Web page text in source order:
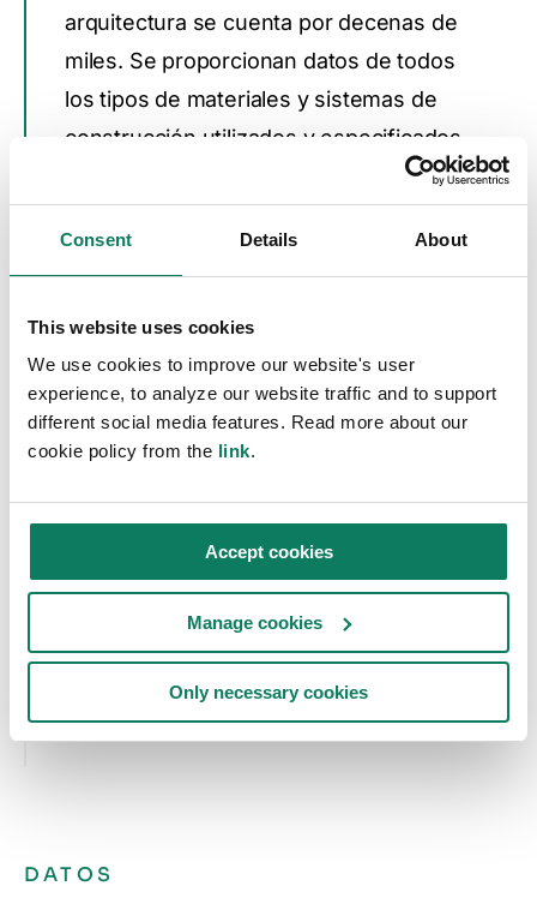
Consent Details About
This website uses cookies
We use cookies to improve our website's user
experience, to analyze our website traffic and to support
different social media features. Read more about our
cookie policy from the link.
Accept cookies
Manage cookies
Only necessary cookies
arquitectura se cuenta por decenas de
miles. Se proporcionan datos de todos
los tipos de materiales y sistemas de
construcción utilizados y especificados
por los estudios de arquitectura para
cualquier tipo de edificio.
Energía y diseño de fachadas
Diseño mecánico y eléctrico
Diseño paisajístico
Diseño estructural
DATOS